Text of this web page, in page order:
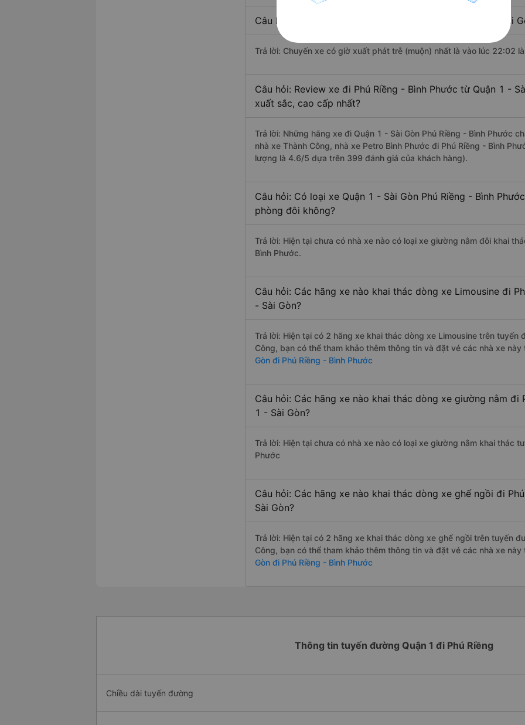
Câu hỏi: Nhà xe đi Phú Riềng - Bình Phước từ Quận 1 - Sài
Trả lời: Chuyến xe có giờ xuất phát trễ (muộn) nhất là vào lúc 22:02
Câu hỏi: Review xe đi Phú Riềng - Bình Phước từ Quận 1 -
xuất sắc, cao cấp nhất?
Trả lời: Những hãng xe đi Quận 1 - Sài Gòn Phú Riềng - Bình Phước
nhà xe Thành Công, nhà xe Petro Bình Phước đi Phú Riềng - Bình
lượng là 4.6/5 dựa trên 399 đánh giá của khách hàng).
Câu hỏi: Có loại xe Quận 1 - Sài Gòn Phú Riềng - Bình
phòng đôi không?
Trả lời: Hiện tại chưa có nhà xe nào có loại xe giường nằm đôi khai
Bình Phước.
Câu hỏi: Các hãng xe nào khai thác dòng xe Limousine đi
- Sài Gòn?
Trả lời: Hiện tại có 2 hãng xe khai thác dòng xe Limousine trên tuyến
Công, bạn có thể tham khảo thêm thông tin và đặt vé các nhà xe này
Gòn đi Phú Riềng - Bình Phước
Câu hỏi: Các hãng xe nào khai thác dòng xe giường nằm đi
1 - Sài Gòn?
Trả lời: Hiện tại chưa có nhà xe nào có loại xe giường nằm khai thác
Phước
Câu hỏi: Các hãng xe nào khai thác dòng xe ghế ngồi đi
Sài Gòn?
Trả lời: Hiện tại có 2 hãng xe khai thác dòng xe ghế ngồi trên tuyến
Công, bạn có thể tham khảo thêm thông tin và đặt vé các nhà xe này
Gòn đi Phú Riềng - Bình Phước
Thông tin tuyến đường Quận 1 đi Phú Riềng
Chiều dài tuyến đường